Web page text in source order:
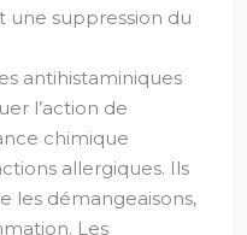
une suppression du
antihistaminiques
l’action de
chimique
allergiques. Ils
les démangeaisons,
Les